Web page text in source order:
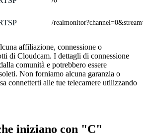
/
affiliazione, connessione o
di Cloudcam. I dettagli di connessione
comunità e potrebbero essere
Non forniamo alcuna garanzia o
connetterti alle tue telecamere utilizzando
iniziano con "C"